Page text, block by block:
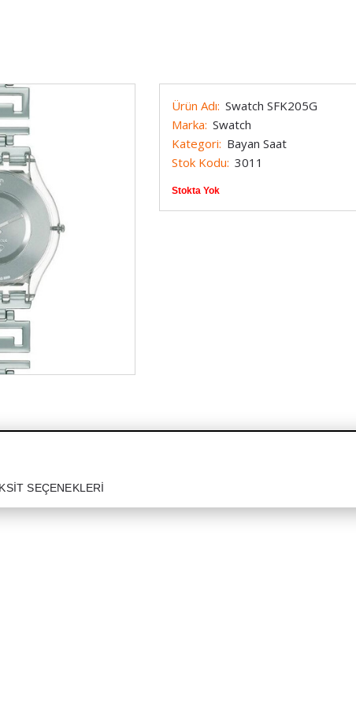
Escape Michael Kors
Nacar
Nixon
Tissot
Welder
Ürün Adı: Swatch SFK205G
Marka: Swatch
Kategori: Bayan Saat
Stok Kodu: 3011
Stokta Yok
SEÇENEKLERI